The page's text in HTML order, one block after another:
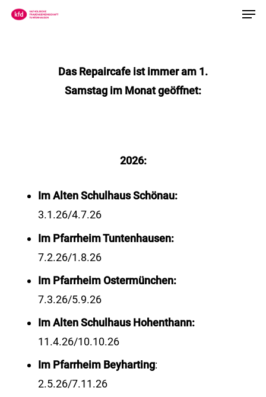
Skip
Das Repaircafe ist immer am 1.
Samstag im Monat geöffnet:
2026:
Im Alten Schulhaus Schönau:
3.1.26/4.7.26
Im Pfarrheim Tuntenhausen:
7.2.26/1.8.26
Im Pfarrheim Ostermünchen:
7.3.26/5.9.26
Im Alten Schulhaus Hohenthann:
11.4.26/10.10.26
Im Pfarrheim Beyharting:
2.5.26/7.11.26